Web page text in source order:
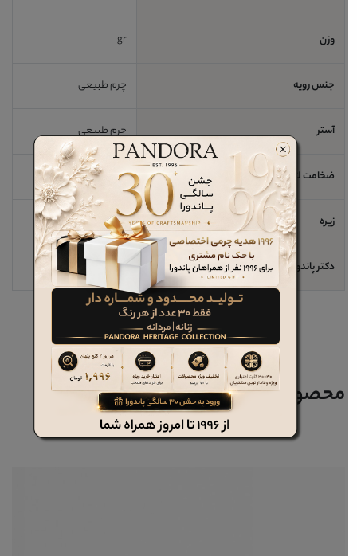
وزن gr
جنس رویه چرم طبیعی
آستر چرم طبیعی
ضخامت لژ / اندازه پاشنه 2 cm
زیره رابر
دکتر پاندورا خیر
محصولات مرتبط